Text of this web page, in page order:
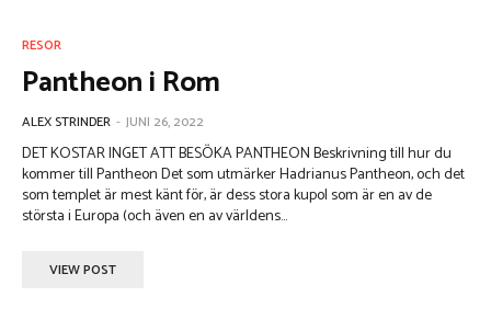
RESOR
Pantheon i Rom
ALEX STRINDER - JUNI 26, 2022
DET KOSTAR INGET ATT BESÖKA PANTHEON Beskrivning till hur du
kommer till Pantheon Det som utmärker Hadrianus Pantheon, och det
som templet är mest känt för, är dess stora kupol som är en av de
största i Europa (och även en av världens...
VIEW POST